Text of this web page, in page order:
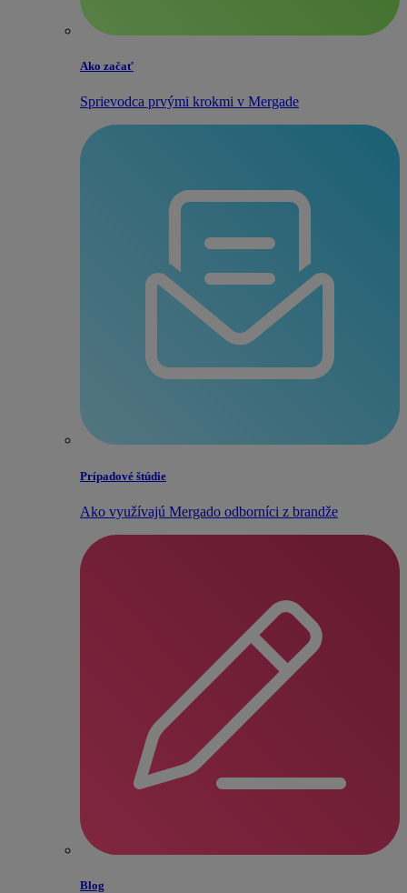
Ako začať
Sprievodca prvými krokmi v Mergade
Prípadové štúdie
Ako využívajú Mergado odborníci z brandže
Blog